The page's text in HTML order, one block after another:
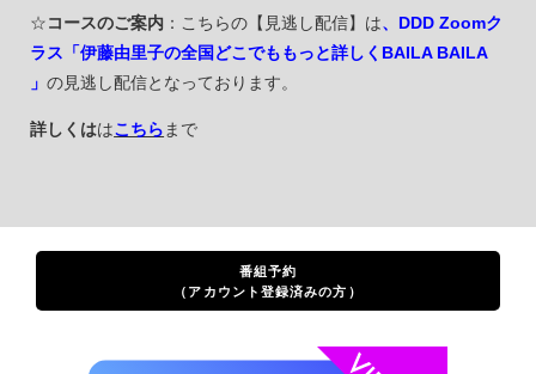
☆コースのご案内 ：こちらの【見逃し配信】は、DDD Zoomク
ラス「伊藤由里子の全国どこでももっと詳しくBAILA BAILA
」の見逃し配信となっております。
詳しくははこちら まで
番組予約
（アカウント登録済みの方）